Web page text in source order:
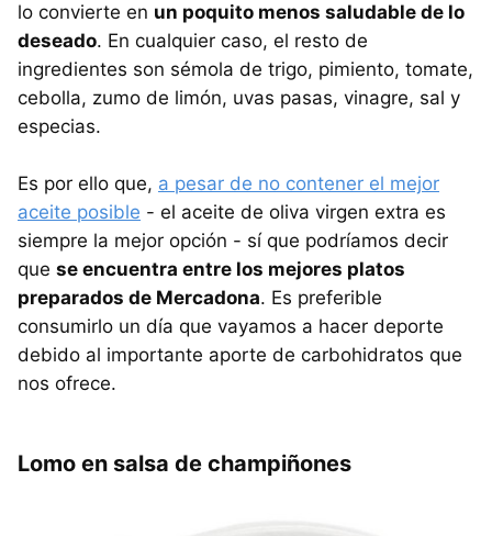
lo convierte en un poquito menos saludable de lo
deseado. En cualquier caso, el resto de
ingredientes son sémola de trigo, pimiento, tomate,
cebolla, zumo de limón, uvas pasas, vinagre, sal y
especias.
Es por ello que, a pesar de no contener el mejor
aceite posible - el aceite de oliva virgen extra es
siempre la mejor opción - sí que podríamos decir
que se encuentra entre los mejores platos
preparados de Mercadona. Es preferible
consumirlo un día que vayamos a hacer deporte
debido al importante aporte de carbohidratos que
nos ofrece.
Lomo en salsa de champiñones